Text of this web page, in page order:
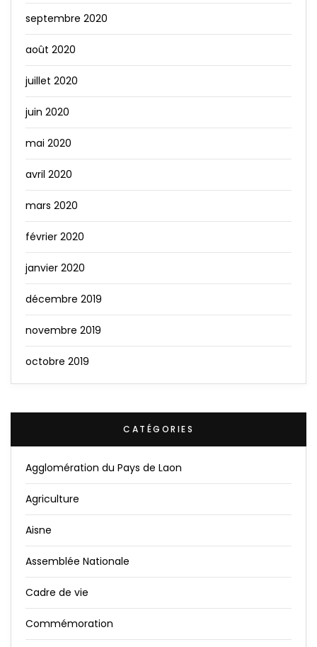
septembre 2020
août 2020
juillet 2020
juin 2020
mai 2020
avril 2020
mars 2020
février 2020
janvier 2020
décembre 2019
novembre 2019
octobre 2019
CATÉGORIES
Agglomération du Pays de Laon
Agriculture
Aisne
Assemblée Nationale
Cadre de vie
Commémoration